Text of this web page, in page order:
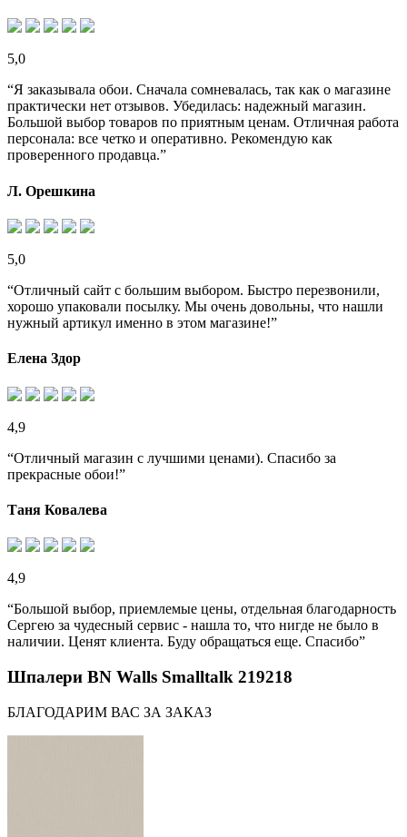
5,0
“Я заказывала обои. Сначала сомневалась, так как о магазине
практически нет отзывов. Убедилась: надежный магазин.
Большой выбор товаров по приятным ценам. Отличная работа
персонала: все четко и оперативно. Рекомендую как
проверенного продавца.”
Л. Орешкина
5,0
“Отличный сайт с большим выбором. Быстро перезвонили,
хорошо упаковали посылку. Мы очень довольны, что нашли
нужный артикул именно в этом магазине!”
Елена Здор
4,9
“Отличный магазин с лучшими ценами). Спасибо за
прекрасные обои!”
Таня Ковалева
4,9
“Большой выбор, приемлемые цены, отдельная благодарность
Сергею за чудесный сервис - нашла то, что нигде не было в
наличии. Ценят клиента. Буду обращаться еще. Спасибо”
Шпалери BN Walls Smalltalk 219218
БЛАГОДАРИМ ВАС ЗА ЗАКАЗ